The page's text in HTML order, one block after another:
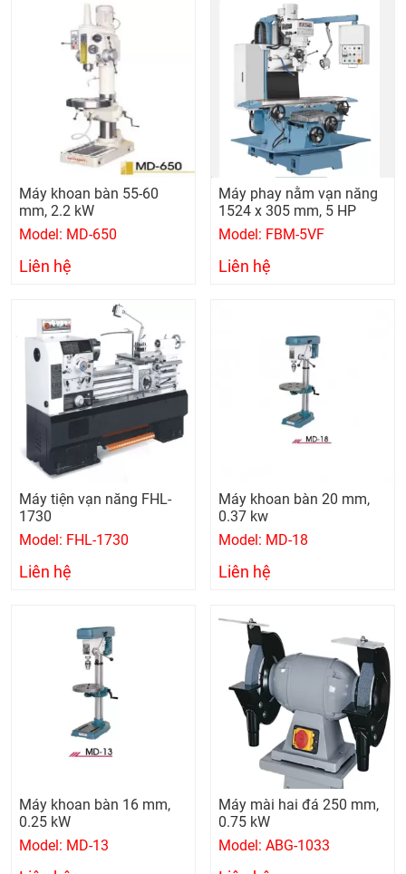
Máy khoan bàn 55-60
mm, 2.2 kW
Model: MD-650
Liên hệ
Máy phay nằm vạn năng
1524 x 305 mm, 5 HP
Model: FBM-5VF
Liên hệ
Máy tiện vạn năng FHL-
1730
Model: FHL-1730
Liên hệ
Máy khoan bàn 20 mm,
0.37 kw
Model: MD-18
Liên hệ
Máy khoan bàn 16 mm,
0.25 kW
Model: MD-13
Máy mài hai đá 250 mm,
0.75 kW
Model: ABG-1033